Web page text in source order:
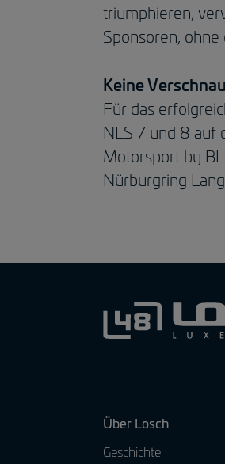
triumphieren,
Sponsoren,
Keine
Für das
NLS 7 und 8 auf
Motorsport by
Nürburgring
Über Losch
Geschichte